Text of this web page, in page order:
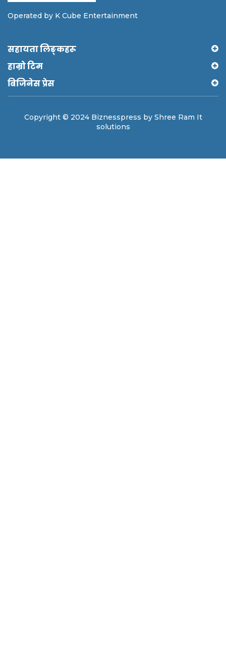
Operated by K Cube Entertainment
सहायता लिङ्कहरू
हाम्रो टिम
बिजिनेस प्रेस
Copyright © 2024 Biznesspress by Shree Ram It
solutions